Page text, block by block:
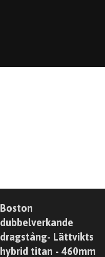
Boston
dubbelverkande
dragstång- Lättvikts
hybrid titan - 460mm